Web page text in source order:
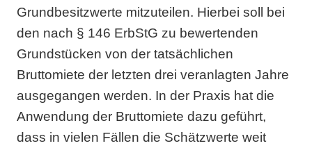
Grundbesitzwerte mitzuteilen. Hierbei soll bei
den nach § 146 ErbStG zu bewertenden
Grundstücken von der tatsächlichen
Bruttomiete der letzten drei veranlagten Jahre
ausgegangen werden. In der Praxis hat die
Anwendung der Bruttomiete dazu geführt,
dass in vielen Fällen die Schätzwerte weit